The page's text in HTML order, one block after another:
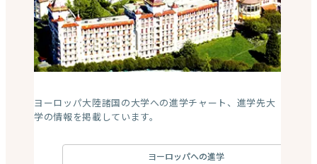
ヨーロッパ大陸諸国の大学への進学チャート、進学先大
学の情報を掲載しています。
ヨーロッパへの進学